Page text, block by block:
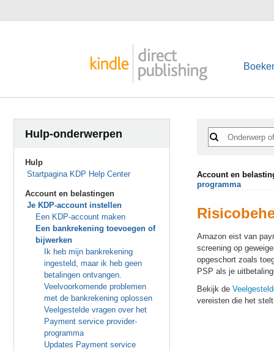
Hulp-onderwerpen
Hulp
Startpagina KDP Help Center
Account en belastingen
Je KDP-account instellen
Een KDP-account maken
Een bankrekening toevoegen of
bijwerken
Ik heb mijn bankrekening
ingesteld, maar ik heb geen
betalingen ontvangen.
Veelvoorkomende problemen
met de bankrekening oplossen
Veelgestelde vragen over het
Payment service provider-
programma
Updates Payment service
Account en
programma
Amazon eist van
screening op
opgeschort zoals
PSP als je
Bekijk de
vereisten die het